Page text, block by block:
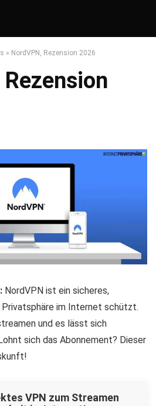
» NordVPN, Rezension 2026
NordVPN ist ein sicheres,
im Internet schützt.
und es lässt sich
sich das Abonnement? Dieser
VPN zum Streamen